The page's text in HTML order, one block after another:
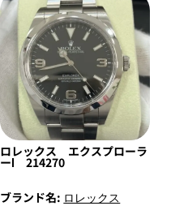
ロレックス エクスプローラ
ーⅠ 214270
ブランド名: ロレックス